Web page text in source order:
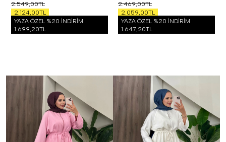
2.549,00TL
2.124,00TL
YAZA ÖZEL %20 İNDİRİM
1.699,20TL
2.469,00TL
2.059,00TL
YAZA ÖZEL %20 İNDİRİM
1.647,20TL